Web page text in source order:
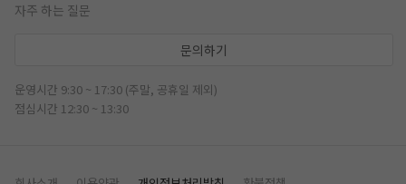
자주 하는 질문
문의하기
운영시간 9:30 ~ 17:30 (주말, 공휴일 제외)
점심시간 12:30 ~ 13:30